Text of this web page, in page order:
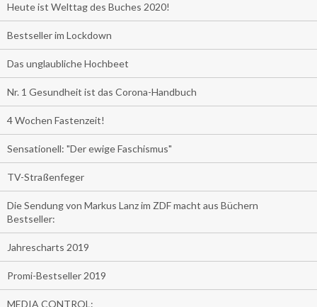
Heute ist Welttag des Buches 2020!
Bestseller im Lockdown
Das unglaubliche Hochbeet
Nr. 1 Gesundheit ist das Corona-Handbuch
4 Wochen Fastenzeit!
Sensationell: "Der ewige Faschismus"
TV-Straßenfeger
Die Sendung von Markus Lanz im ZDF macht aus Büchern
Bestseller:
Jahrescharts 2019
Promi-Bestseller 2019
MEDIA CONTROL: